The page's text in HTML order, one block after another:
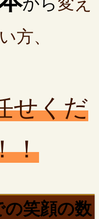
方、
せくだ
！
の笑顔の数